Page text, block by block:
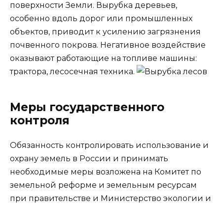
поверхности Земли. Вырубка деревьев,
особенно вдоль дорог или промышленных
объектов, приводит к усилению загрязнения
почвенного покрова. Негативное воздействие
оказывают работающие на топливе машины:
трактора, лесосечная техника.
Меры государственного
контроля
Обязанность контролировать использование и
охрану земель в России и принимать
необходимые меры возложена на Комитет по
земельной реформе и земельным ресурсам
при правительстве и Министерство экологии и